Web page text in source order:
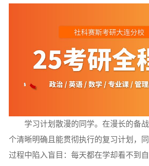
学习计划散漫的同学。在漫长的备
个清晰明确且能贯彻执行的复习计划，
过程中陷入盲目：每天都在学却看不到